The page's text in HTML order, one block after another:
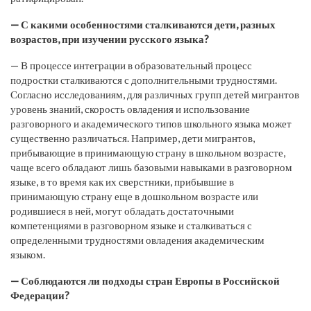
— С какими особенностями сталкиваются дети, разных
возрастов, при изучении русского языка?
— В процессе интеграции в образовательный процесс
подростки сталкиваются с дополнительными трудностями.
Согласно исследованиям, для различных групп детей мигрантов
уровень знаний, скорость овладения и использование
разговорного и академического типов школьного языка может
существенно различаться. Например, дети мигрантов,
прибывающие в принимающую страну в школьном возрасте,
чаще всего обладают лишь базовыми навыками в разговорном
языке, в то время как их сверстники, прибывшие в
принимающую страну еще в дошкольном возрасте или
родившиеся в ней, могут обладать достаточными
компетенциями в разговорном языке и сталкиваться с
определенными трудностями овладения академическим
языком.
— Соблюдаются ли подходы стран Европы в Российской
Федерации?